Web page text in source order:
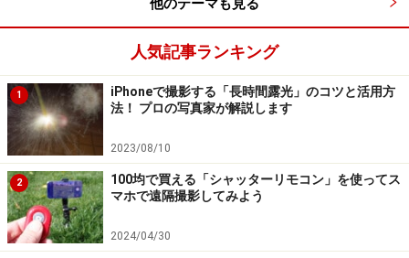
他のテーマも見る
人気記事ランキング
1
iPhoneで撮影する「長時間露光」のコツと活用方
法！ プロの写真家が解説します
2023/08/10
2
100均で買える「シャッターリモコン」を使ってス
マホで遠隔撮影してみよう
2024/04/30